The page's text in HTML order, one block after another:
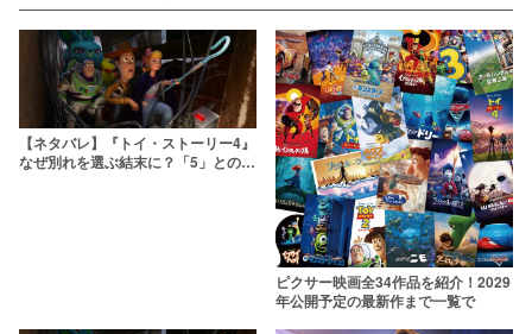
【ネタバレ】『トイ・ストーリー4』
なぜ別れを選ぶ結末に？「5」とのつ
ピクサー映画全34作品を紹介！2029
年公開予定の最新作まで一覧で